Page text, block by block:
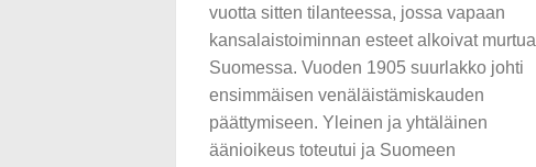
vuotta sitten tilanteessa, jossa vapaan
kansalaistoiminnan esteet alkoivat murtua
Suomessa. Vuoden 1905 suurlakko johti
ensimmäisen venäläistämiskauden
päättymiseen. Yleinen ja yhtäläinen
äänioikeus toteutui ja Suomeen